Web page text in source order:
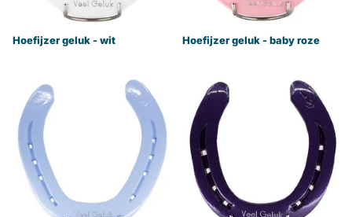
Hoefijzer geluk - wit Hoefijzer geluk - baby roze